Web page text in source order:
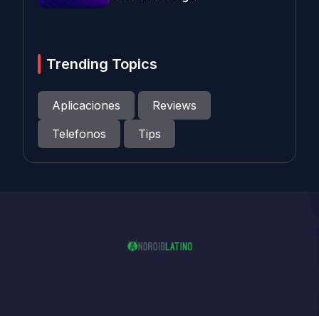
Trending Topics
Aplicaciones
Reviews
Telefonos
Tips